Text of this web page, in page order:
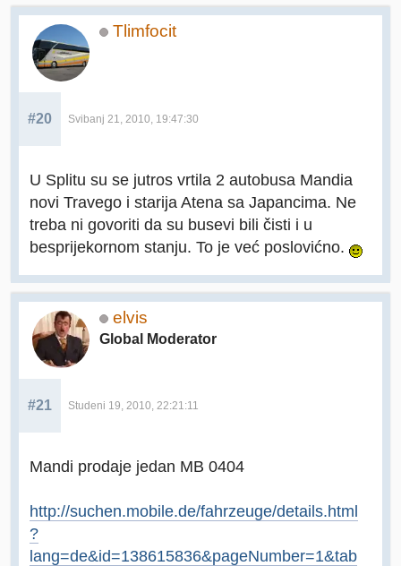
Tlimfocit
#20 Svibanj 21, 2010, 19:47:30
U Splitu su se jutros vrtila 2 autobusa Mandia
novi Travego i starija Atena sa Japancima. Ne
treba ni govoriti da su busevi bili čisti i u
besprijekornom stanju. To je već poslovićno.
elvis
Global Moderator
#21 Studeni 19, 2010, 22:21:11
Mandi prodaje jedan MB 0404
http://suchen.mobile.de/fahrzeuge/details.html
?
lang=de&id=138615836&pageNumber=1&tab